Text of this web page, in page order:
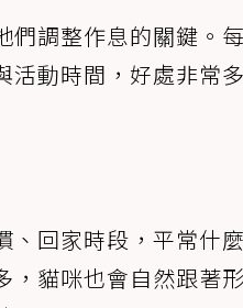
們調整作息的關鍵。
動時間，好處非常多
、回家時段，平常什
，貓咪也會自然跟著